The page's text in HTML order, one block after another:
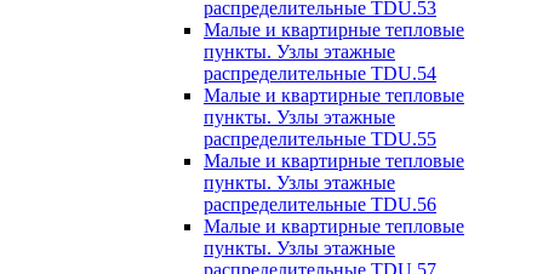
распределительные TDU.53
Малые и квартирные тепловые
пункты. Узлы этажные
распределительные TDU.54
Малые и квартирные тепловые
пункты. Узлы этажные
распределительные TDU.55
Малые и квартирные тепловые
пункты. Узлы этажные
распределительные TDU.56
Малые и квартирные тепловые
пункты. Узлы этажные
распределительные TDU.57